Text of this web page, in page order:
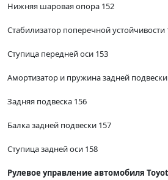
Нижняя шаровая опора 152
Стабилизатор поперечной устойчивости
Ступица передней оси 153
Амортизатор и пружина задней
Задняя подвеска 156
Балка задней подвески 157
Ступица задней оси 158
Рулевое управление автомобиля